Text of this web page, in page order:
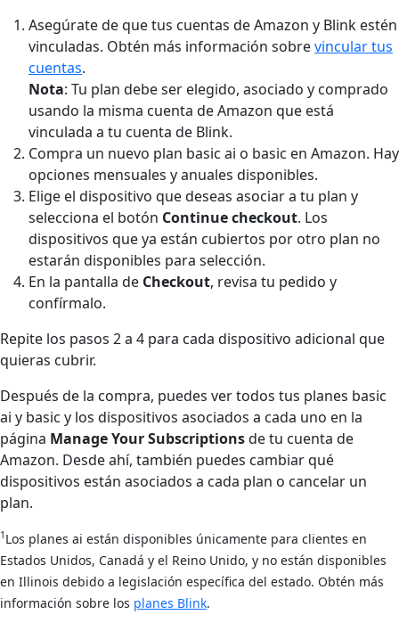
Asegúrate de que tus cuentas de Amazon y Blink estén
vinculadas. Obtén más información sobrevincular tus
cuentas.
Nota: Tu plan debe ser elegido, asociado y comprado
usando la misma cuenta de Amazon que está
vinculada a tu cuenta de Blink.
Compra un nuevo plan basic ai o basic en Amazon. Hay
opciones mensuales y anuales disponibles.
Elige el dispositivo que deseas asociar a tu plan y
selecciona el botón Continue checkout. Los
dispositivos que ya están cubiertos por otro plan no
estarán disponibles para selección.
En la pantalla de Checkout, revisa tu pedido y
confírmalo.
Repite los pasos 2 a 4 para cada dispositivo adicional que
quieras cubrir.
Después de la compra, puedes ver todos tus planes basic
ai y basic y los dispositivos asociados a cada uno en la
página Manage Your Subscriptionsde tu cuenta de
Amazon. Desde ahí, también puedes cambiar qué
dispositivos están asociados a cada plan o cancelar un
plan.
1 Los planes ai están disponibles únicamente para clientes en
Estados Unidos, Canadá y el Reino Unido, y no están disponibles
en Illinois debido a legislación específica del estado. Obtén más
información sobre los planes Blink.